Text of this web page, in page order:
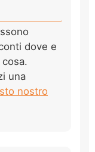
dove e
una
nostro